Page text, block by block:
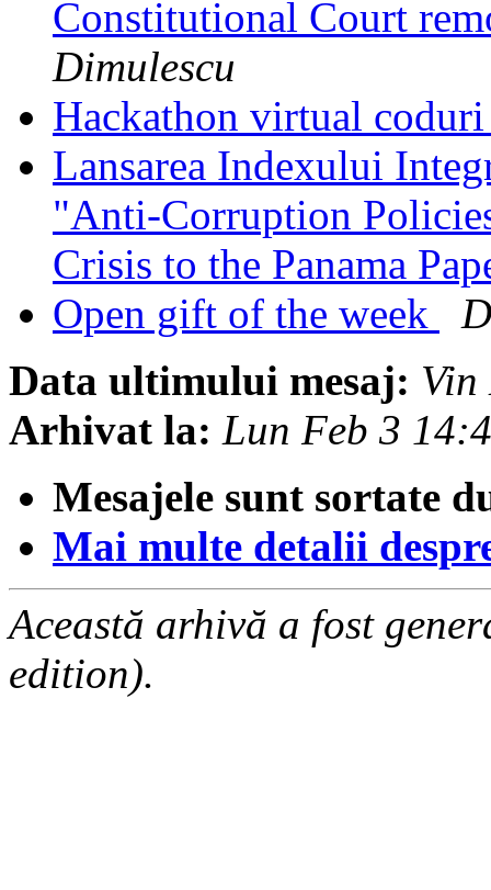
Constitutional Court
Dimulescu
Hackathon virtual
Lansarea Indexului
"Anti-Corruption
Crisis to the Panama
Open gift of the week
Data ultimului mesaj:
Arhivat la: Lun Feb 3
Mesajele sunt sortate
Mai multe detalii
Această arhivă a fost
edition).